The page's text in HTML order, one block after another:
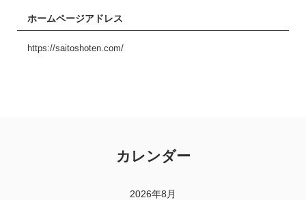
ホームページアドレス
https://saitoshoten.com/
カレンダー
2026年8月